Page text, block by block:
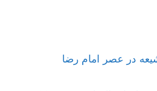
در عصر امام‌ رضا